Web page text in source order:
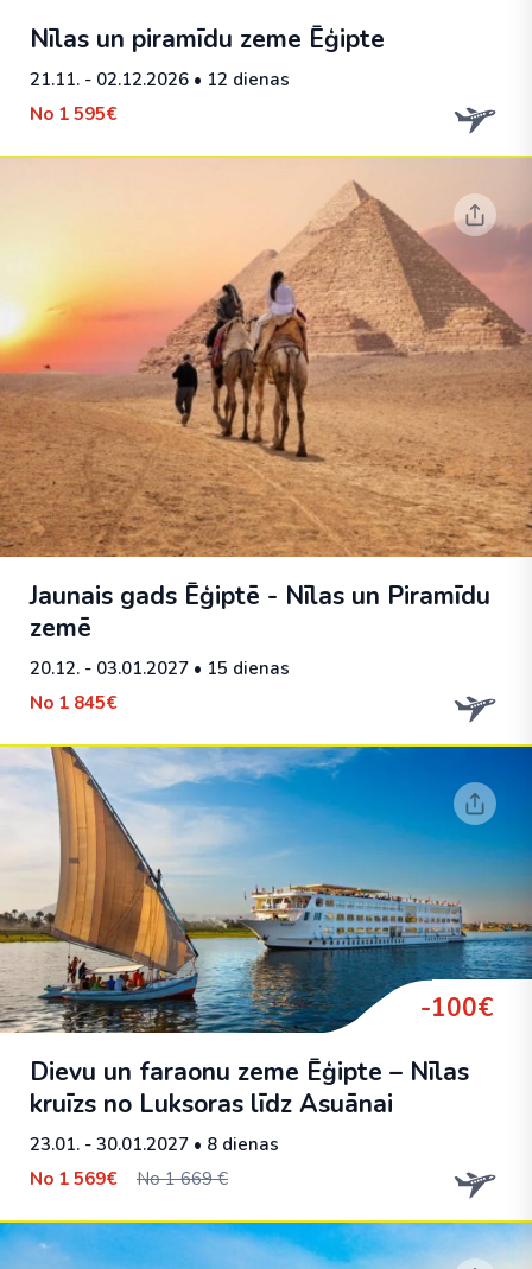
Nīlas un piramīdu zeme Ēģipte
21.11. - 02.12.2026 • 12 dienas
No 1 595€
Jaunais gads Ēģiptē - Nīlas un Piramīdu
zemē
20.12. - 03.01.2027 • 15 dienas
No 1 845€
-100€
Dievu un faraonu zeme Ēģipte – Nīlas
kruīzs no Luksoras līdz Asuānai
23.01. - 30.01.2027 • 8 dienas
No 1 569€ No 1 669 €